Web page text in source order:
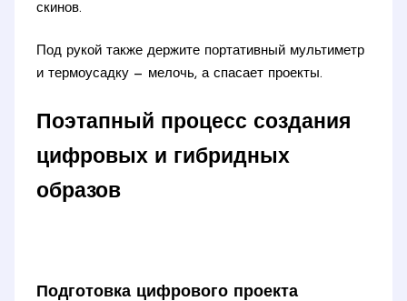
скинов.
Под рукой также держите портативный мультиметр
и термоусадку — мелочь, а спасает проекты.
Поэтапный процесс создания
цифровых и гибридных
образов
Подготовка цифрового проекта